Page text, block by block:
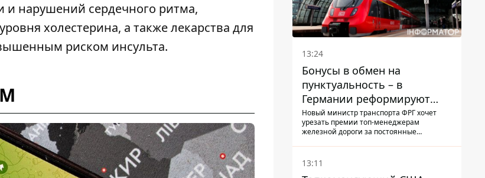
и нарушений сердечного ритма,
холестерина, а также лекарства для
риском инсульта.
13:24
Бонусы в обмен на
пунктуальность – в
Германии реформируют
премирование руководства
Deutsche Bahn
Новый министр транспорта ФРГ хочет
урезать премии топ-менеджерам
железной дороги за постоянные
13:11